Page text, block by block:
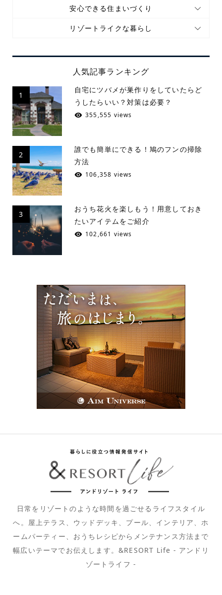
安心できる住まいづくり
リゾートライクな暮らし
人気記事ランキング
1
自宅にツバメが巣作りをしていたらど
うしたらいい？対策は必要？
355,555 views
2
誰でも簡単にできる！鳩のフンの掃除
方法
106,358 views
3
おうち花火を楽しもう！用意しておき
たいアイテムをご紹介
102,661 views
日常をリゾートのような時間を過ごせるライフスタイル
へ。屋上テラス、ウッドデッキ、プール、インテリア、ホ
ームパーティー、おうちレシピからメンテナンス方法まで
幅広いテーマでお伝えします。&RESORT Life - アンドリ
ゾートライフ -